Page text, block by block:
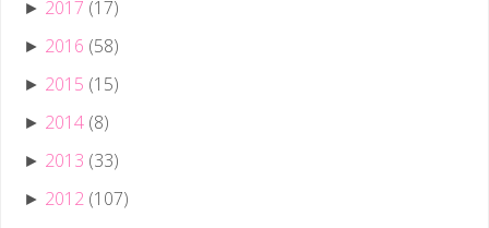
► 2017 (17)
► 2016 (58)
► 2015 (15)
► 2014 (8)
► 2013 (33)
► 2012 (107)